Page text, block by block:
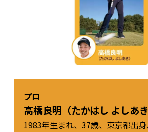
プロ
高橋良明（たかはし よしあき
1983年生まれ、37歳、東京都出